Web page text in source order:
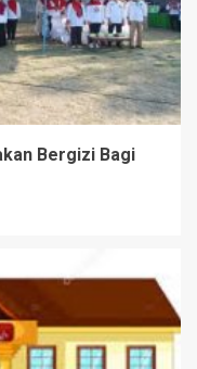
Bergizi Bagi